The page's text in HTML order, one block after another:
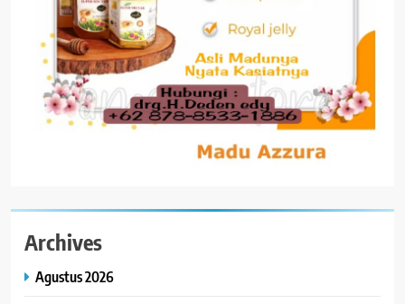
Archives
Agustus 2026